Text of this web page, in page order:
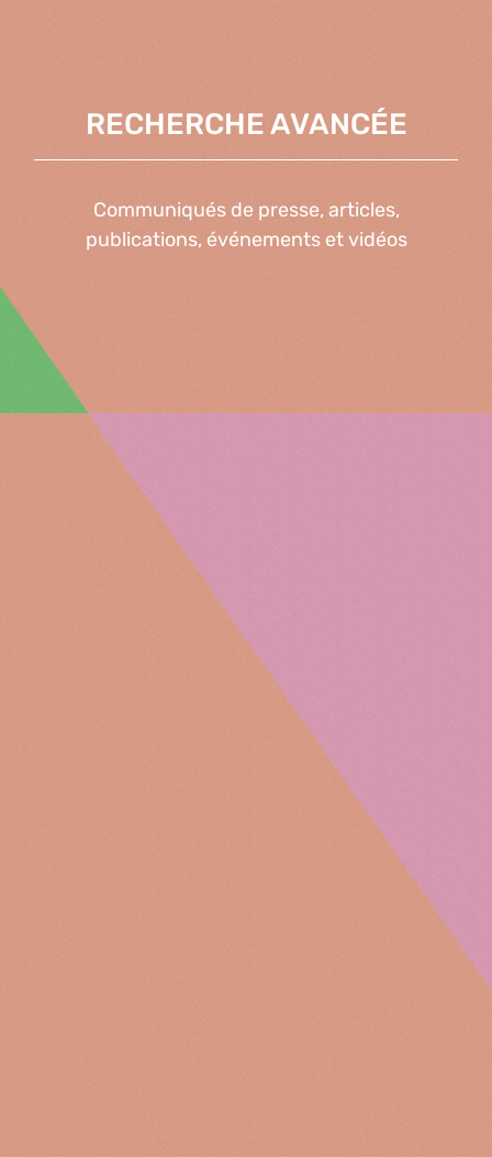
RECHERCHE AVANCÉE
Communiqués de presse, articles,
publications, événements et vidéos